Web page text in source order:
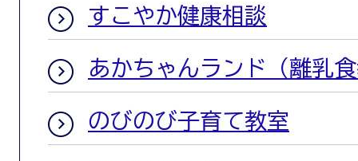
すこやか健康相談
あかちゃんランド（離乳
のびのび子育て教室